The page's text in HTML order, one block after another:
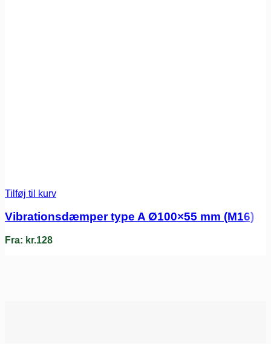
Tilføj til kurv
Vibrationsdæmper type A Ø100×55 mm (M16)
Fra: kr.128